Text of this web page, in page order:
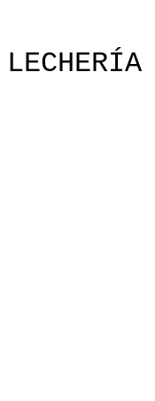
LECHERÍA
EN
Dr.
Dr.
los
la
Dr.